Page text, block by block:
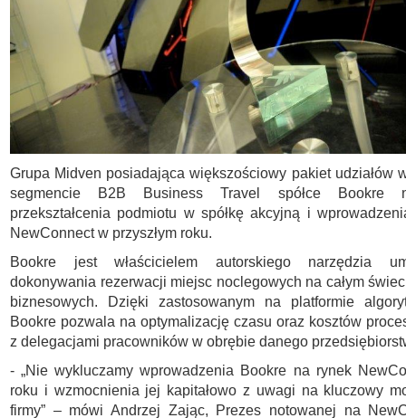
Grupa Midven posiadająca większościowy pakiet udziałów
segmencie B2B Business Travel spółce Bookre
przekształcenia podmiotu w spółkę akcyjną i
NewConnect w przyszłym roku.
Bookre jest właścicielem autorskiego narzędzia
dokonywania rezerwacji miejsc noclegowych na całym
biznesowych. Dzięki zastosowanym na platformie
Bookre pozwala na optymalizację czasu oraz kosztów
z delegacjami pracowników w obrębie danego
- „Nie wykluczamy wprowadzenia Bookre na rynek
roku i wzmocnienia jej kapitałowo z uwagi na kluczowy
firmy” – mówi Andrzej Zając, Prezes notowanej na